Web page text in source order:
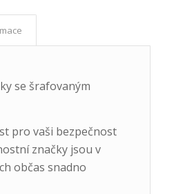
se šrafovaným
pro vaši bezpečnost
značky jsou v
občas snadno